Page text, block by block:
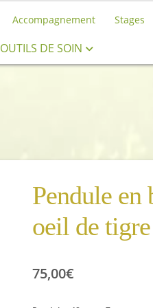
Accompagnement Stages
OUTILS DE SOIN
Pendule en
oeil de tigre
75,00€